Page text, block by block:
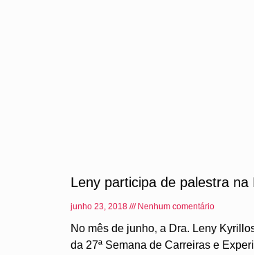
Leny participa de palestra na
junho 23, 2018 Nenhum comentário
No mês de junho, a Dra. Leny
da 27ª Semana de Carreiras e